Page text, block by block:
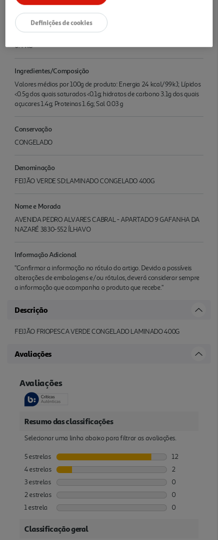
Características
Quantidade Liquida
0.4 KG
Ingredientes/Composição
Valores médios por 100g de produto: Energia 24 kcal/99kJ; Lípidos
<0.5g dos quais saturados <0.1g; hidratos de carbono 3.1g dos quais
açucares 1.4g; Proteinas 1.6g; Sal 0.03 g
Conservação
CONGELADO
Denominação
FEIJÃO VERDE SD:LAMINADO CONGELADO 400G
Nome e Morada
AVENIDA PEDRO ALVARES CABRAL - APARTADO 9 GAFANHA DA
NAZARÉ 3830-552 ÍLHAVO
Informação Adicional
"Confirmar a informação no rótulo do artigo. Devido a possíveis
alterações de embalagens e/ou rótulos, deverá considerar sempre
a informação que acompanha o produto que recebe."
Descrição
FEIJÃO FRIOPESCA VERDE CONGELADO LAMINADO 400G
Avaliações
Definições de cookies